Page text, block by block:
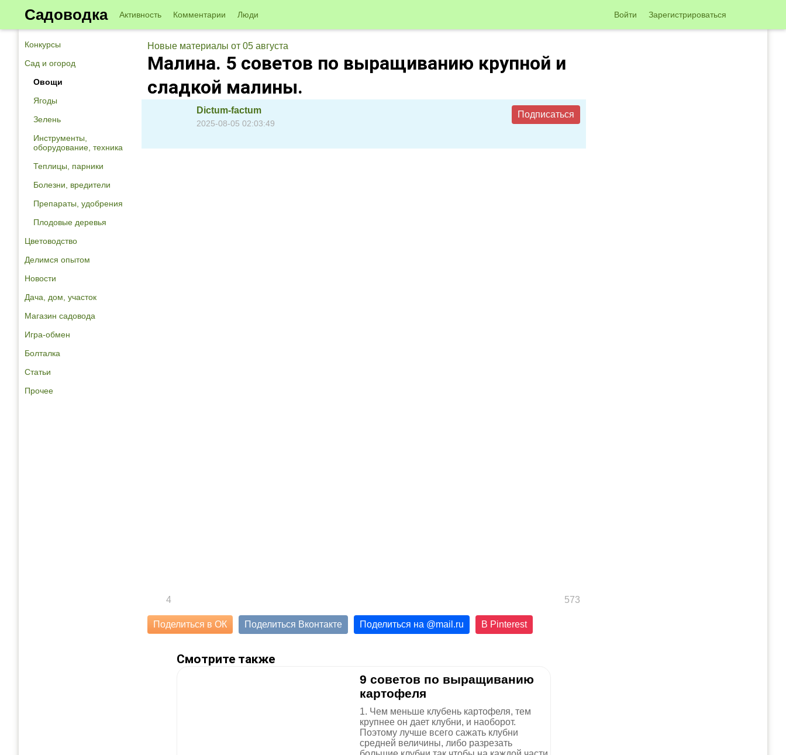
Садоводка Активность Комментарии Люди Войти Зарегистрироваться
Конкурсы
Сад и огород
Овощи
Ягоды
Зелень
Инструменты,
оборудование, техника
Теплицы, парники
Болезни, вредители
Препараты, удобрения
Плодовые деревья
Цветоводство
Делимся опытом
Новости
Дача, дом, участок
Магазин садовода
Игра-обмен
Болталка
Статьи
Прочее
Новые материалы от 05 августа
Малина. 5 советов по выращиванию крупной и
сладкой малины.
Dictum-factum
2025-08-05 02:03:49
Подписаться
4 573
Поделиться в ОК Поделиться Вконтакте Поделиться на @mail.ru В Pinterest
Смотрите также
9 советов по выращиванию
картофеля
1. Чем меньше клубень картофеля, тем
крупнее он дает клубни, и наоборот.
Поэтому лучше всего сажать клубни
средней величины, либо разрезать